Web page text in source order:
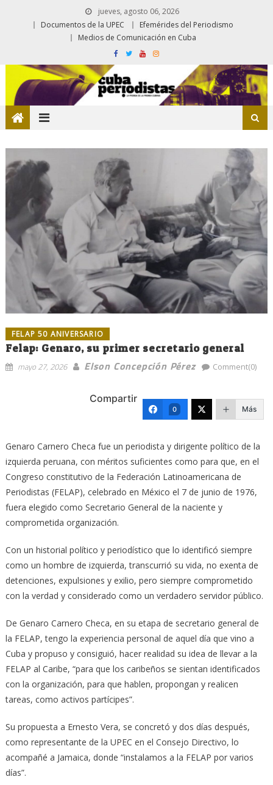
jueves, agosto 06, 2026
Documentos de la UPEC
Efemérides del Periodismo
Medios de Comunicación en Cuba
FELAP 50 ANIVERSARIO
Felap: Genaro, su primer secretario general
mayo 27, 2026 Elson Concepción Pérez Comment(0)
Compartir
0 Más
Genaro Carnero Checa fue un periodista y dirigente político de la
izquierda peruana, con méritos suficientes como para que, en el
Congreso constitutivo de la Federación Latinoamericana de
Periodistas (FELAP), celebrado en México el 7 de junio de 1976,
fuera elegido como Secretario General de la naciente y
comprometida organización.
Con un historial político y periodístico que lo identificó siempre
como un hombre de izquierda, transcurrió su vida, no exenta de
detenciones, expulsiones y exilio, pero siempre comprometido
con la verdad y considerado como un verdadero servidor público.
De Genaro Carnero Checa, en su etapa de secretario general de
la FELAP, tengo la experiencia personal de aquel día que vino a
Cuba y propuso y consiguió, hacer realidad su idea de llevar a la
FELAP al Caribe, “para que los caribeños se sientan identificados
con la organización, para que hablen, propongan y realicen
tareas, como activos partícipes”.
Su propuesta a Ernesto Vera, se concretó y dos días después,
como representante de la UPEC en el Consejo Directivo, lo
acompañé a Jamaica, donde “instalamos a la FELAP por varios
días”.